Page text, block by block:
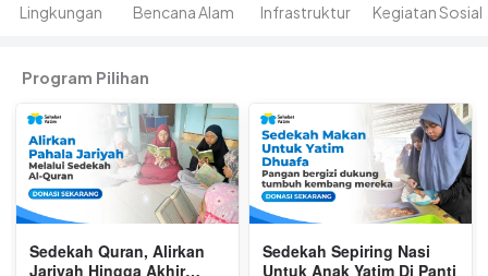
Lingkungan Bencana Alam Infrastruktur Kegiatan Sosial
Program Pilihan
Sedekah Quran, Alirkan
Jariyah Hingga Akhir
Sedekah Sepiring Nasi
Untuk Anak Yatim Di Panti